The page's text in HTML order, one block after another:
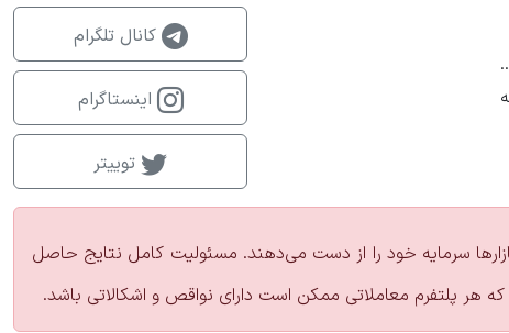
کانال تلگرام
اینستاگرام
توییتر
سرمایه خود را از دست می‌دهند. مسئولیت کامل نتایج حاصل
هر پلتفرم معاملاتی ممکن است دارای نواقص و اشکالاتی باشد.